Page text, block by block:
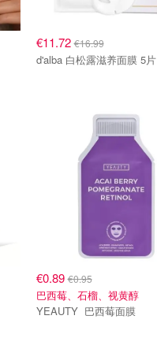
€11.72€16.99
d'alba 白松露滋养面膜 5片
€0.89€0.95
巴西莓、石榴、视黄醇
YEAUTY 巴西莓面膜